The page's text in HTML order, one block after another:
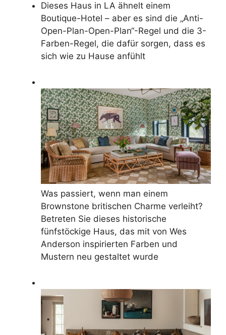
Dieses Haus in LA ähnelt einem
Boutique-Hotel – aber es sind die „Anti-
Open-Plan-Open-Plan“-Regel und die 3-
Farben-Regel, die dafür sorgen, dass es
sich wie zu Hause anfühlt
Was passiert, wenn man einem
Brownstone britischen Charme verleiht?
Betreten Sie dieses historische
fünfstöckige Haus, das mit von Wes
Anderson inspirierten Farben und
Mustern neu gestaltet wurde